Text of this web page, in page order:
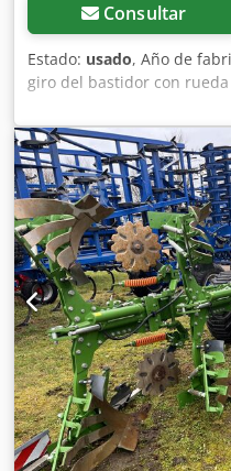
Consultar
Estado: usado, Año de
giro del bastidor con